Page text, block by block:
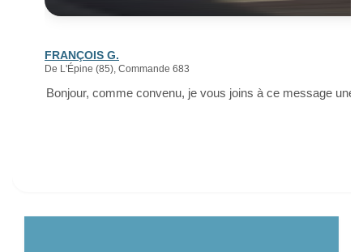
FRANÇOIS G.
De L'Épine (85), Commande 683
Bonjour, comme convenu, je vous joins à ce message